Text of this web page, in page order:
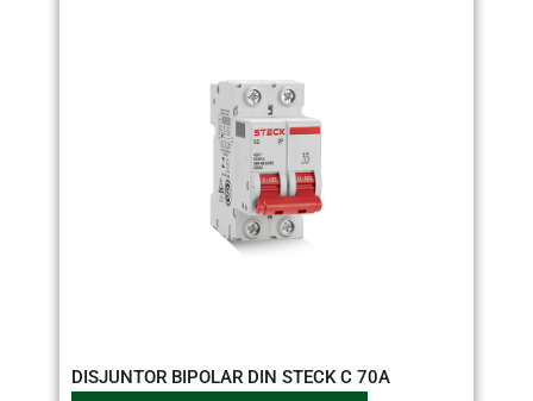
DISJUNTOR BIPOLAR DIN STECK C 70A